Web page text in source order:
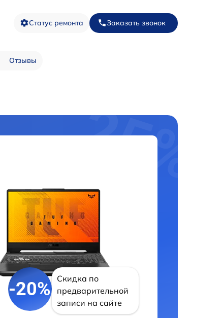
Статус ремонта Заказать звонок
Отзывы
-20%
Скидка по
предварительной
записи на сайте